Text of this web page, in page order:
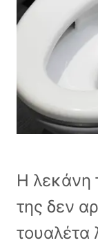
Η λεκάνη
της δεν
τουαλέτα